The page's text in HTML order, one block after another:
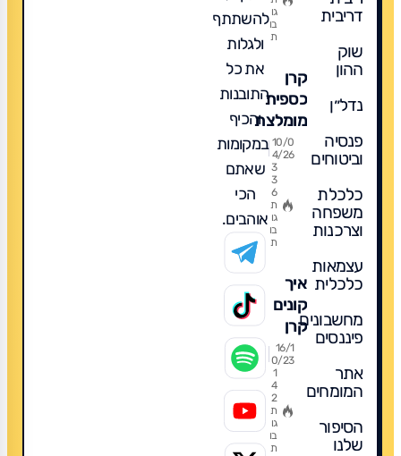
ניהול
מומלץ?
גו
בו
ת
קרן
כספית
מומלצת
פופולרית
ומה
לקנות
לשנת
2026
10/0
4/26
3
3
6
ת
גו
בו
ת
איך
קונים
קרן
כספית?
16/1
0/23
1
4
2
ת
גו
בו
ת
דריבית
שוק
ההון
נדל״ן
פנסיה
וביטוחים
כלכלת
משפחה
וצרכנות
עצמאות
כלכלית
מחשבונים
פיננסים
אתר
המומחים
הסיפור
שלנו
להשתתף
ולגלות
את כל
התובנות
והכיף
במקומות
שאתם
הכי
אוהבים.